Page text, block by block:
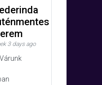
3 days ago